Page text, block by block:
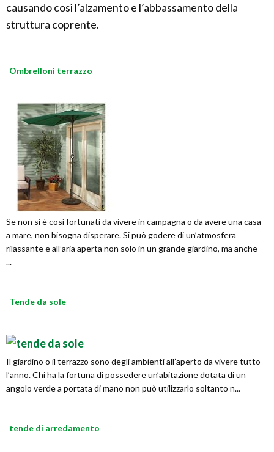
causando così l’alzamento e l’abbassamento della
struttura coprente.
Ombrelloni terrazzo
Se non si è così fortunati da vivere in campagna o da avere una casa
a mare, non bisogna disperare. Si può godere di un’atmosfera
rilassante e all’aria aperta non solo in un grande giardino, ma anche
...
Tende da sole
Il giardino o il terrazzo sono degli ambienti all’aperto da vivere tutto
l’anno. Chi ha la fortuna di possedere un’abitazione dotata di un
angolo verde a portata di mano non può utilizzarlo soltanto n...
tende di arredamento